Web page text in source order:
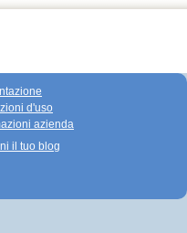
d'uso
azienda
il tuo blog